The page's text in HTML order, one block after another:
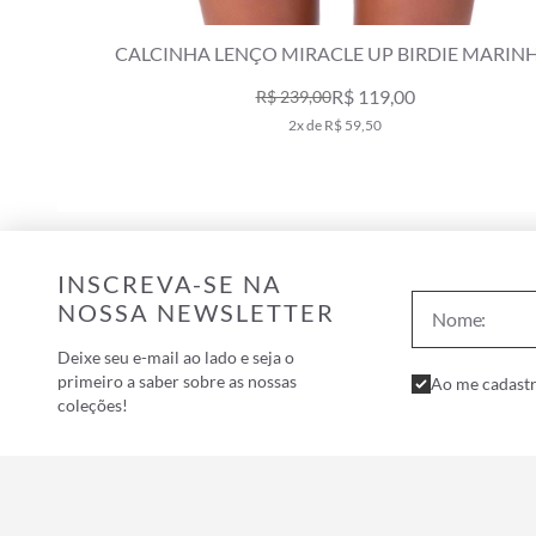
LENÇO MIRACLE UP BIRDIE MARINHO
R$ 119,00
INSCREVA-SE NA
NOSSA NEWSLETTER
Deixe seu e-mail ao lado e seja o
primeiro a saber sobre as nossas
coleções!
Ao me